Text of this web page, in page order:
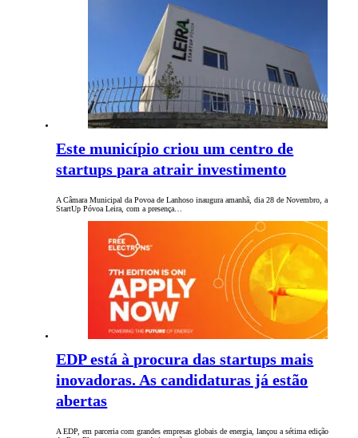
Este município criou um centro de
startups para atrair investimento
A Câmara Municipal da Povoa de Lanhoso inaugura amanhã, dia 28 de Novembro, a
StartUp Póvoa Leira, com a presença…
EDP está à procura das startups mais
inovadoras. As candidaturas já estão
abertas
A EDP, em parceria com grandes empresas globais de energia, lançou a sétima edição